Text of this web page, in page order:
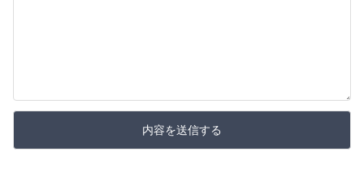
内容を送信する